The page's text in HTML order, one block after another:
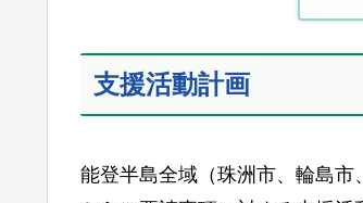
支援活動計画
能登半島全域（珠洲市、輪島